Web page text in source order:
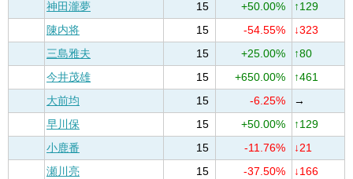
神田瀧夢
15 +50.00%
↑129
陳内将
15 -54.55%
↓323
三島雅夫
15 +25.00%
↑80
今井茂雄
15 +650.00%
↑461
大前均
15 -6.25%
→
早川保
15 +50.00%
↑129
小鹿番
15 -11.76%
↓21
瀬川亮
15 -37.50%
↓166